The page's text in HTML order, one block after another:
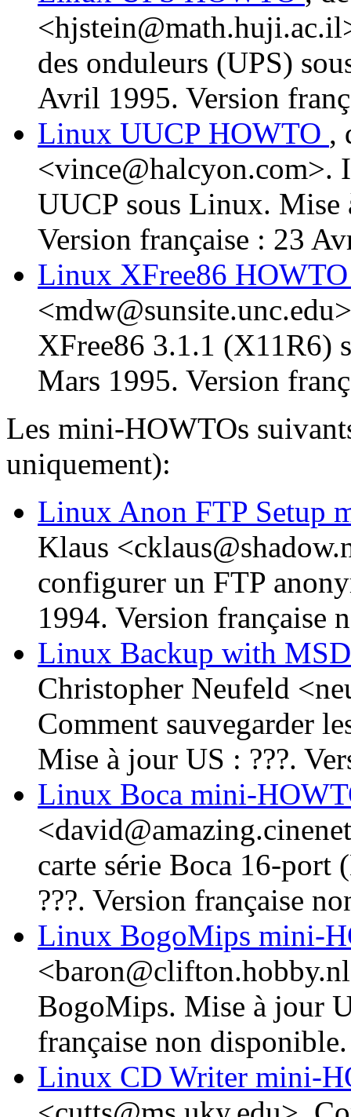
des onduleurs (UPS)
Avril 1995. Version
Linux UUCP HOWTO ,
<vince@halcyon.com>.
UUCP sous Linux.
Version française : 23
Linux XFree86
XFree86 3.1.1 (X11R6)
Mars 1995. Version
Les mini-HOWTOs
uniquement):
Linux Anon FTP Setup
Klaus
configurer un FTP
1994. Version française
Linux Backup with
Christopher Neufeld
Comment sauvegarder
Mise à jour US : ???.
Linux Boca mini-
carte série Boca 16-port
???. Version française
Linux BogoMips mini-
BogoMips. Mise à jour
française non disponible.
Linux CD Writer mini-